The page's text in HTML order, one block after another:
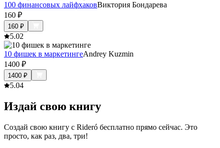
100 финансовых лайфхаковВиктория Бондарева
160 ₽
160 ₽
5.02
10 фишек в маркетингеAndrey Kuzmin
1400 ₽
1400 ₽
5.04
Издай свою книгу
Создай свою книгу с Rideró бесплатно прямо сейчас. Это
просто, как раз, два, три!